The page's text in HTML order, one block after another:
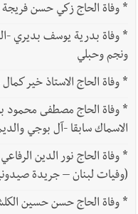
*وفاة الحاج زكي حسن فريجة -
*
ونجم وحبلي
*وفاة الحاج الاستاذ خير كمال
*
الاسماك سابقا -آل بوجي
*
(وفيات لبنان – جريدة
*